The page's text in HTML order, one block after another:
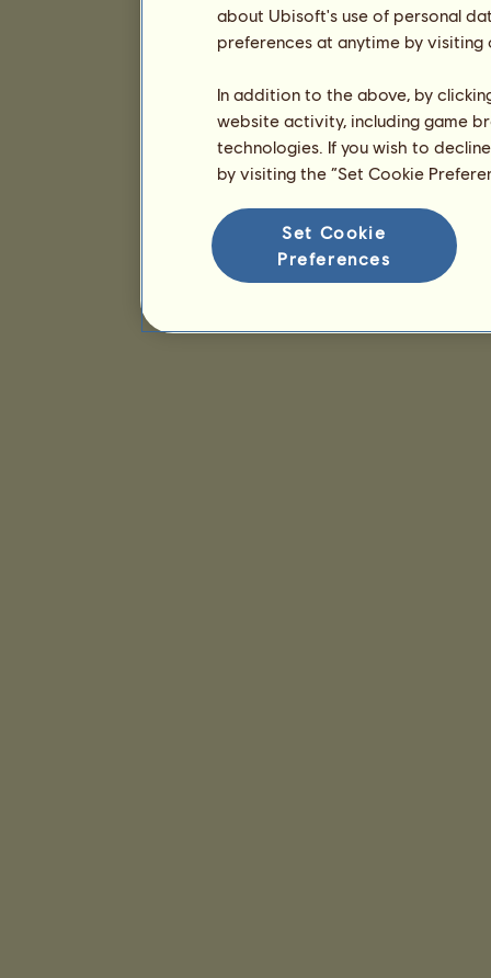
about Ubisoft's use of personal
preferences at anytime by
In addition to the above, by
website activity, including game
technologies. If you wish to
by visiting the “Set Cookie
Set Cookie
Preferences